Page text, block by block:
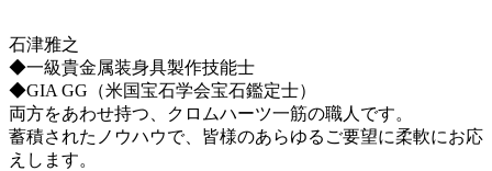
石津雅之
◆一級貴金属装身具製作技能士
◆GIA GG（米国宝石学会宝石鑑定士）
両方をあわせ持つ、クロムハーツ一筋の職人です。
蓄積されたノウハウで、皆様のあらゆるご要望に柔軟にお応
えします。